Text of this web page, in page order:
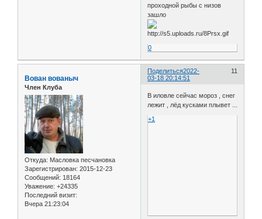
проходной рыбы с низов
зашло
0
Поделиться 11
2022-
03-18 20:14:51
Вован вованыч
Член Клуба
Откуда: Масловка песчановка
Зарегистрирован: 2015-12-23
Сообщений: 18164
Уважение: +24335
Последний визит:
Вчера 21:23:04
В иловле сейчас мороз , снег
лежит , лёд кусками плывет ...
+1